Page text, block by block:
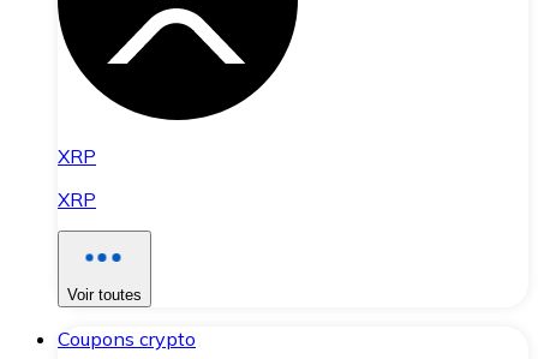
XRP
XRP
Voir toutes
Coupons crypto